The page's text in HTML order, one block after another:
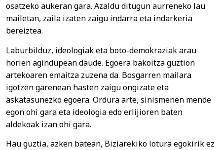
osatzeko aukeran gara. Azaldu ditugun aurreneko lau
mailetan, zaila izaten zaigu indarra eta indarkeria
bereiztea.
Laburbilduz, ideologiak eta boto-demokraziak arau
horien agindupean daude. Egoera bakoitza guztion
artekoaren emaitza zuzena da. Bosgarren mailara
igotzen garenean hasten zaigu ongizate eta
askatasunezko egoera. Ordura arte, sinismenen mende
egon ohi gara eta ideologia edo erlijioren baten
aldekoak izan ohi gara.
Hau guztia, azken batean, Biziarekiko lotura egokirik ez